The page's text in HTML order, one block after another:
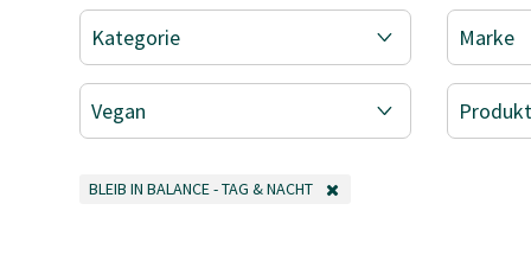
Kategorie Marke
Vegan
BLEIB IN BALANCE - TAG & NACHT